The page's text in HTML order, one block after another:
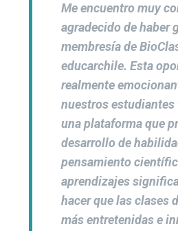
Me encuentro muy
agradecido de haber
membresía de
educarchile. Esta
realmente
nuestros estudiantes
una plataforma que
desarrollo de
pensamiento
aprendizajes
hacer que las clases
más entretenidas e